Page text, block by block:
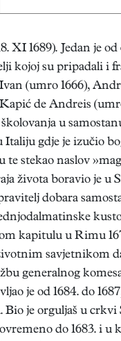
XI 1689). Jedan je od
kojoj su pripadali i
(umro 1666),
de Andreis
u
Italiju gdje je izučio
te stekao naslov
života boravio je u
dobara
kapitulu u Rimu
savjetnikom
generalnog
je od 1684. do
Bio je orguljaš u crkvi
do 1683. i u